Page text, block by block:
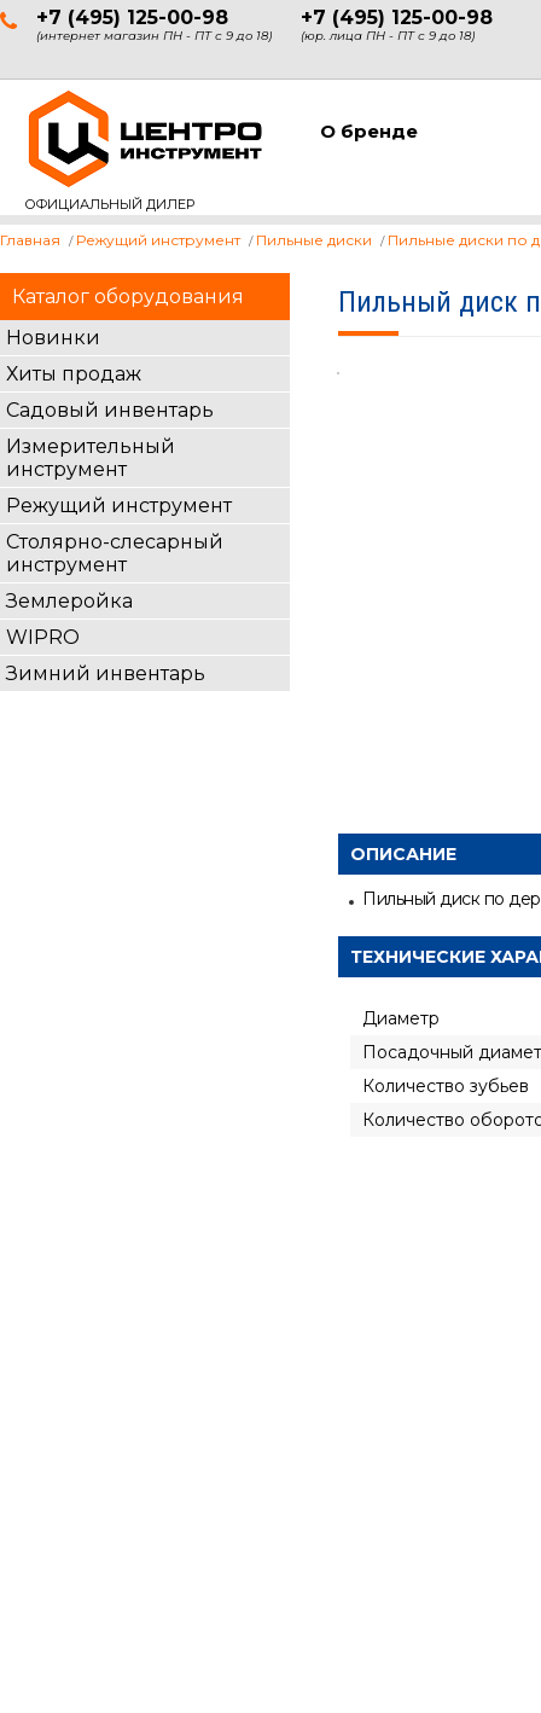
+7 (495) 125-00-98
(интернет магазин ПН - ПТ с 9 до 18)
+7 (495) 125-00-98
(юр. лица ПН - ПТ с 9 до 18)
ОФИЦИАЛЬНЫЙ ДИЛЕР
О бренде
Каталог оборудования
Новинки
Хиты продаж
Садовый инвентарь
Измерительный
инструмент
Режущий инструмент
Столярно-слесарный
инструмент
Землеройка
WIPRO
Зимний инвентарь
Главная Режущий инструмент Пильные диски Пильные диски по
Пильный диск
ОПИСАНИЕ
Пильный диск по
ТЕХНИЧЕСКИЕ
Диаметр
Посадочный
Количество зубьев
Количество